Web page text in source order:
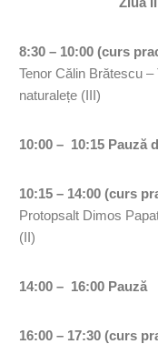
8:30 – 10:00 (curs
Tenor Călin Brătescu
naturalețe (III)
10:00 – 10:15 Pauză
10:15 – 14:00 (curs
Protopsalt Dimos
(II)
14:00 – 16:00 Pauză
16:00 – 17:30 (curs